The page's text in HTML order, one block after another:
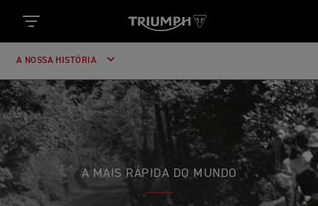
A NOSSA HISTÓRIA
A MAIS RÁPIDA DO MUNDO